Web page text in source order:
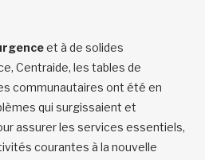
et à de solides
Centraide, les tables de
communautaires ont été en
qui surgissaient et
assurer les services essentiels,
courantes à la nouvelle